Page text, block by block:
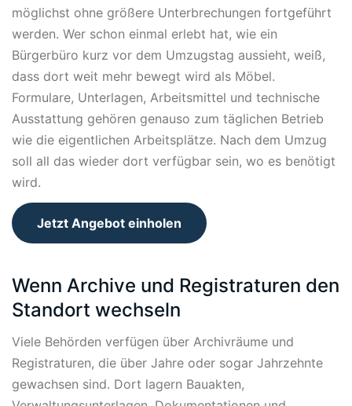
möglichst ohne größere Unterbrechungen fortgeführt
werden. Wer schon einmal erlebt hat, wie ein
Bürgerbüro kurz vor dem Umzugstag aussieht, weiß,
dass dort weit mehr bewegt wird als Möbel.
Formulare, Unterlagen, Arbeitsmittel und technische
Ausstattung gehören genauso zum täglichen Betrieb
wie die eigentlichen Arbeitsplätze. Nach dem Umzug
soll all das wieder dort verfügbar sein, wo es benötigt
wird.
Jetzt Angebot einholen
Wenn Archive und Registraturen den
Standort wechseln
Viele Behörden verfügen über Archivräume und
Registraturen, die über Jahre oder sogar Jahrzehnte
gewachsen sind. Dort lagern Bauakten,